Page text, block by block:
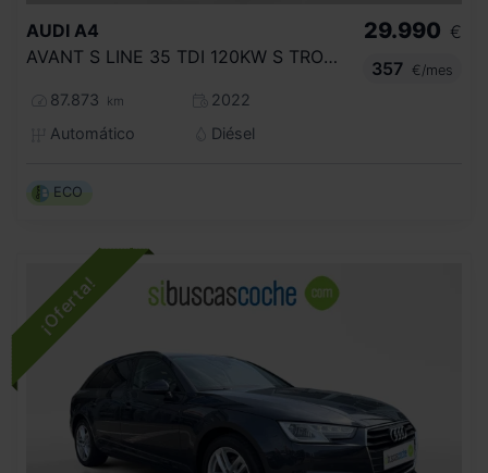
AUDI A4
AVANT S LINE 35 TDI 120KW S TRONIC
87.873 km
2022
Automático
Diésel
29.990 €
357
€/mes
ECO